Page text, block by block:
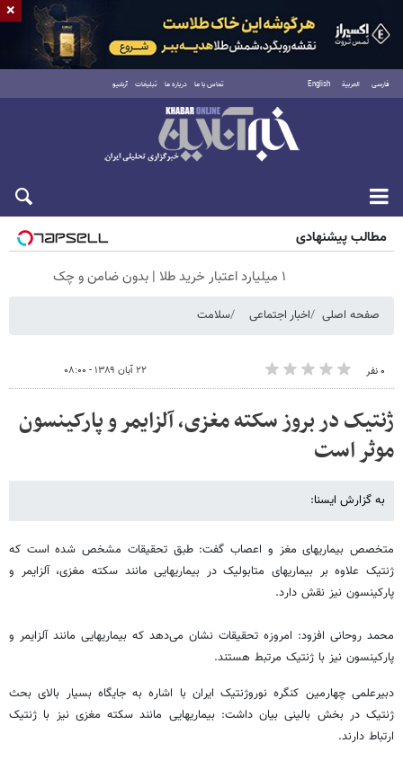
فارسی العربية English تماس با ما درباره ما تبلیغات آرشیو
جمعه ۱۶ مرداد ۱۴۰۵
مطالب پیشنهادی
۱ میلیارد اعتبار خرید طلا | بدون ضامن و چک
صفحه اصلی اخبار اجتماعی سلامت
۰ نفر ۲۲ آبان ۱۳۸۹ - ۰۸:۰۰
ژنتیک در بروز سکته مغزی، آلزایمر و پارکینسون
موثر است
به گزارش ایسنا:
متخصص بیماریهای مغز و اعصاب گفت: طبق تحقیقات مشخص شده است که
ژنتیک علاوه بر بیماریهای متابولیک در بیماریهایی مانند سکته مغزی، آلزایمر و
پارکینسون نیز نقش دارد.
محمد روحانی افزود: امروزه تحقیقات نشان می‌دهد که بیماریهایی مانند آلزایمر و
پارکینسون نیز با ژنتیک مرتبط هستند.
دبیرعلمی چهارمین کنگره نوروژنتیک ایران با اشاره به جایگاه بسیار بالای بحث
ژنتیک در بخش بالینی بیان داشت: بیماریهایی مانند سکته مغزی نیز با ژنتیک
ارتباط دارند.
×